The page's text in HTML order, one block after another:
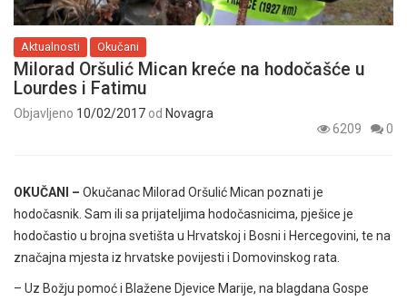
Aktualnosti Okučani
Milorad Oršulić Mican kreće na hodočašće u
Lourdes i Fatimu
Objavljeno 10/02/2017 od Novagra
6209
0
OKUČANI – Okučanac Milorad Oršulić Mican poznati je
hodočasnik. Sam ili sa prijateljima hodočasnicima, pješice je
hodočastio u brojna svetišta u Hrvatskoj i Bosni i Hercegovini, te na
značajna mjesta iz hrvatske povijesti i Domovinskog rata.
– Uz Božju pomoć i Blažene Djevice Marije, na blagdana Gospe